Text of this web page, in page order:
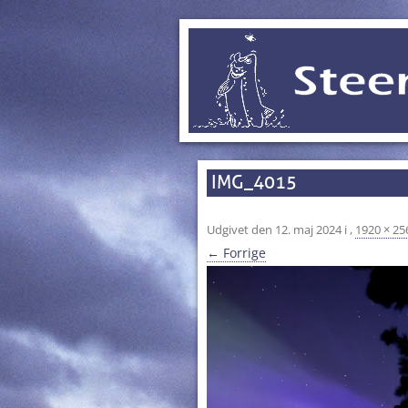
IMG_4015
Udgivet den 12. maj 2024i , 1920 ×
← Forrige